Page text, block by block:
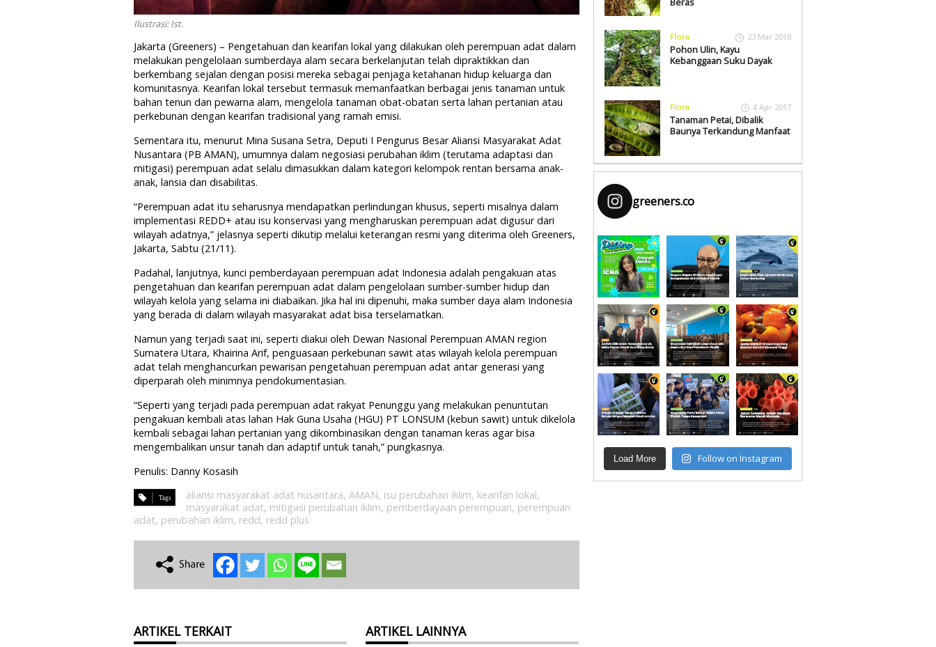
Ilustrasi: Ist.
Jakarta (Greeners) – Pengetahuan dan kearifan lokal yang dilakukan oleh perempuan adat dalam
melakukan pengelolaan sumberdaya alam secara berkelanjutan telah dipraktikkan dan
berkembang sejalan dengan posisi mereka sebagai penjaga ketahanan hidup keluarga dan
komunitasnya. Kearifan lokal tersebut termasuk memanfaatkan berbagai jenis tanaman untuk
bahan tenun dan pewarna alam, mengelola tanaman obat-obatan serta lahan pertanian atau
perkebunan dengan kearifan tradisional yang ramah emisi.
Sementara itu, menurut Mina Susana Setra, Deputi I Pengurus Besar Aliansi Masyarakat Adat
Nusantara (PB AMAN), umumnya dalam negosiasi perubahan iklim (terutama adaptasi dan
mitigasi) perempuan adat selalu dimasukkan dalam kategori kelompok rentan bersama anak-
anak, lansia dan disabilitas.
“Perempuan adat itu seharusnya mendapatkan perlindungan khusus, seperti misalnya dalam
implementasi REDD+ atau isu konservasi yang mengharuskan perempuan adat digusur dari
wilayah adatnya,” jelasnya seperti dikutip melalui keterangan resmi yang diterima oleh Greeners,
Jakarta, Sabtu (21/11).
Padahal, lanjutnya, kunci pemberdayaan perempuan adat Indonesia adalah pengakuan atas
pengetahuan dan kearifan perempuan adat dalam pengelolaan sumber-sumber hidup dan
wilayah kelola yang selama ini diabaikan. Jika hal ini dipenuhi, maka sumber daya alam Indonesia
yang berada di dalam wilayah masyarakat adat bisa terselamatkan.
Namun yang terjadi saat ini, seperti diakui oleh Dewan Nasional Perempuan AMAN region
Sumatera Utara, Khairina Arif, penguasaan perkebunan sawit atas wilayah kelola perempuan
adat telah menghancurkan pewarisan pengetahuan perempuan adat antar generasi yang
diperparah oleh minimnya pendokumentasian.
“Seperti yang terjadi pada perempuan adat rakyat Penunggu yang melakukan penuntutan
pengakuan kembali atas lahan Hak Guna Usaha (HGU) PT LONSUM (kebun sawit) untuk dikelola
kembali sebagai lahan pertanian yang dikombinasikan dengan tanaman keras agar bisa
mengembalikan unsur tanah dan adaptif untuk tanah,” pungkasnya.
Penulis: Danny Kosasih
aliansi masyarakat adat nusantara, AMAN, isu perubahan iklim, kearifan lokal,
masyarakat adat, mitigasi perubahan iklim, pemberdayaan perempuan, perempuan
adat, perubahan iklim, redd, redd plus
ARTIKEL TERKAIT ARTIKEL LAINNYA
Flora 23 Mar 2018
Pohon Ulin, Kayu
Kebanggaan Suku Dayak
Flora 4 Apr 2017
Tanaman Petai, Dibalik
Baunya Terkandung Manfaat
greeners.co
Load More Follow on Instagram